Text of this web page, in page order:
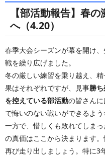
【部活動報告】春
へ（4.20）
春季大会シーズンが幕を開け
戦を繰り広げました。
冬の厳しい練習を乗り越え、
果はそれぞれですが、見事勝
を控えている部活動の皆さん
で悔いのない戦いができるよう
一方で、惜しくも敗れてしま
の真価はここから決まります。
再び走り出しましょう。特に3